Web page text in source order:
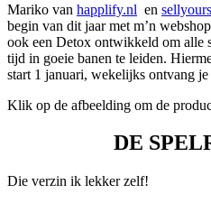
Mariko van happlify.nl en
begin van dit jaar met m’n
ook een Detox ontwikkeld om alle
tijd in goeie banen te leiden.
start 1 januari, wekelijks ontvang
Klik op de afbeelding om de
DE
Die verzin ik lekker zelf!